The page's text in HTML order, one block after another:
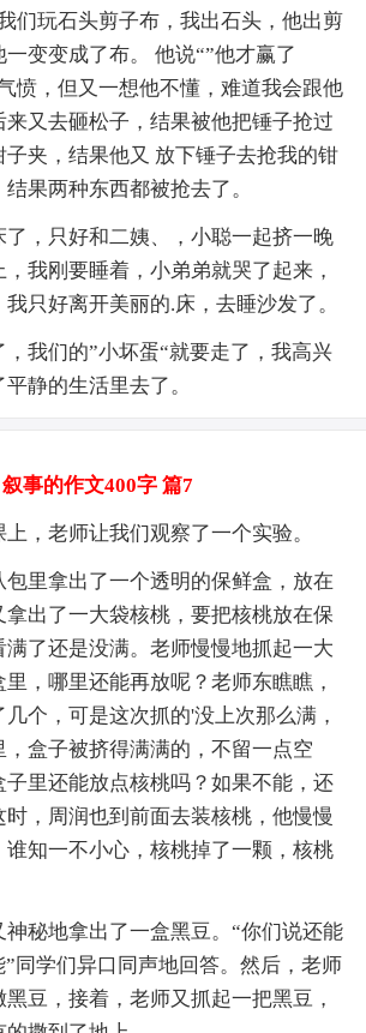
们玩石头剪子布，我出石头，他出剪
变变成了布。 他说“”他才赢了
愤，但又一想他不懂，难道我会跟他
又去砸松子，结果被他把锤子抢过
夹，结果他又 放下锤子去抢我的钳
果两种东西都被抢去了。
了，只好和二姨、，小聪一起挤一晚
，我刚要睡着，小弟弟就哭了起来，
只好离开美丽的.床，去睡沙发了。
，我们的”小坏蛋“就要走了，我高兴
静的生活里去了。
叙事的作文400字 篇7
，老师让我们观察了一个实验。
包里拿出了一个透明的保鲜盒，放在
拿出了一大袋核桃，要把核桃放在保
了还是没满。老师慢慢地抓起一大
，哪里还能再放呢？老师东瞧瞧，
个，可是这次抓的'没上次那么满，
，盒子被挤得满满的，不留一点空
子里还能放点核桃吗？如果不能，还
，周润也到前面去装核桃，他慢慢
谁知一不小心，核桃掉了一颗，核桃
神秘地拿出了一盒黑豆。“你们说还能
”同学们异口同声地回答。然后，老师
豆，接着，老师又抓起一把黑豆，